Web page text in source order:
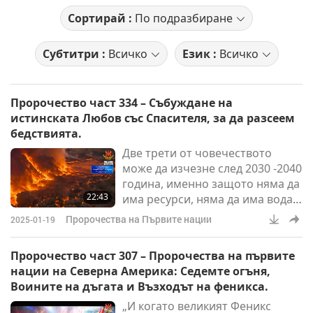
Сортирай : По подразбиране
Субтитри : Всичко Език : Всичко
Пророчество част 334 – Събуждане на
истинската Любов със Спасителя, за да разсеем
бедствията.
22:43
Две трети от човечеството
може да изчезне след 2030 -2040
година, именно защото няма да
има ресурси, няма да има вода.
А едно по-осъзнато човечество
ще оцелее. Надяваме се да не
положение, от което можем да
променим.
2025-01-19 Пророчества на Първите нации
Пророчество част 307 – Пророчества на първите
нации на Северна Америка: Седемте огъня,
Воините на дъгата и Възходът на феникса.
„И когато великият Феникс